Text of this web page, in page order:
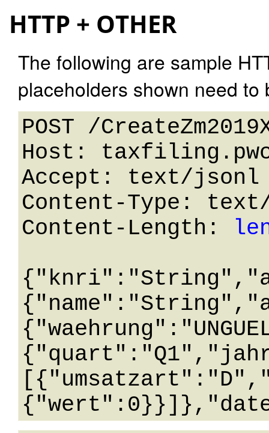
HTTP + OTHER
The following are sample
placeholders shown need
POST /
Host:
Accept: text/jsonl
Content-Type:
Content-Length: